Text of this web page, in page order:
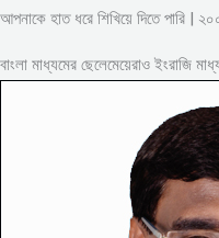
আপনাকে হাত ধরে শিখিয়ে দিতে পারি |
বাংলা মাধ্যমের ছেলেমেয়েরাও ইংরাজি